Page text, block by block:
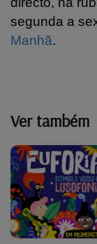
segunda a
Manhã.
Ver também